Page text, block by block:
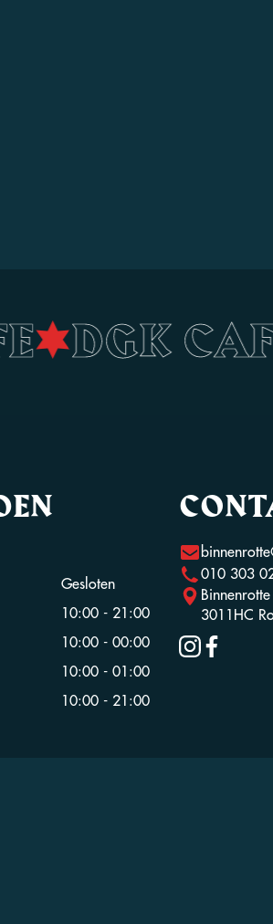
•DGK
Gesloten
10:00 - 21:00
10:00 - 00:00
10:00 - 01:00
10:00 - 21:00
010 303
3011HC